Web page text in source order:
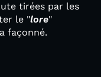
tirées par les
le "lore"
façonné.